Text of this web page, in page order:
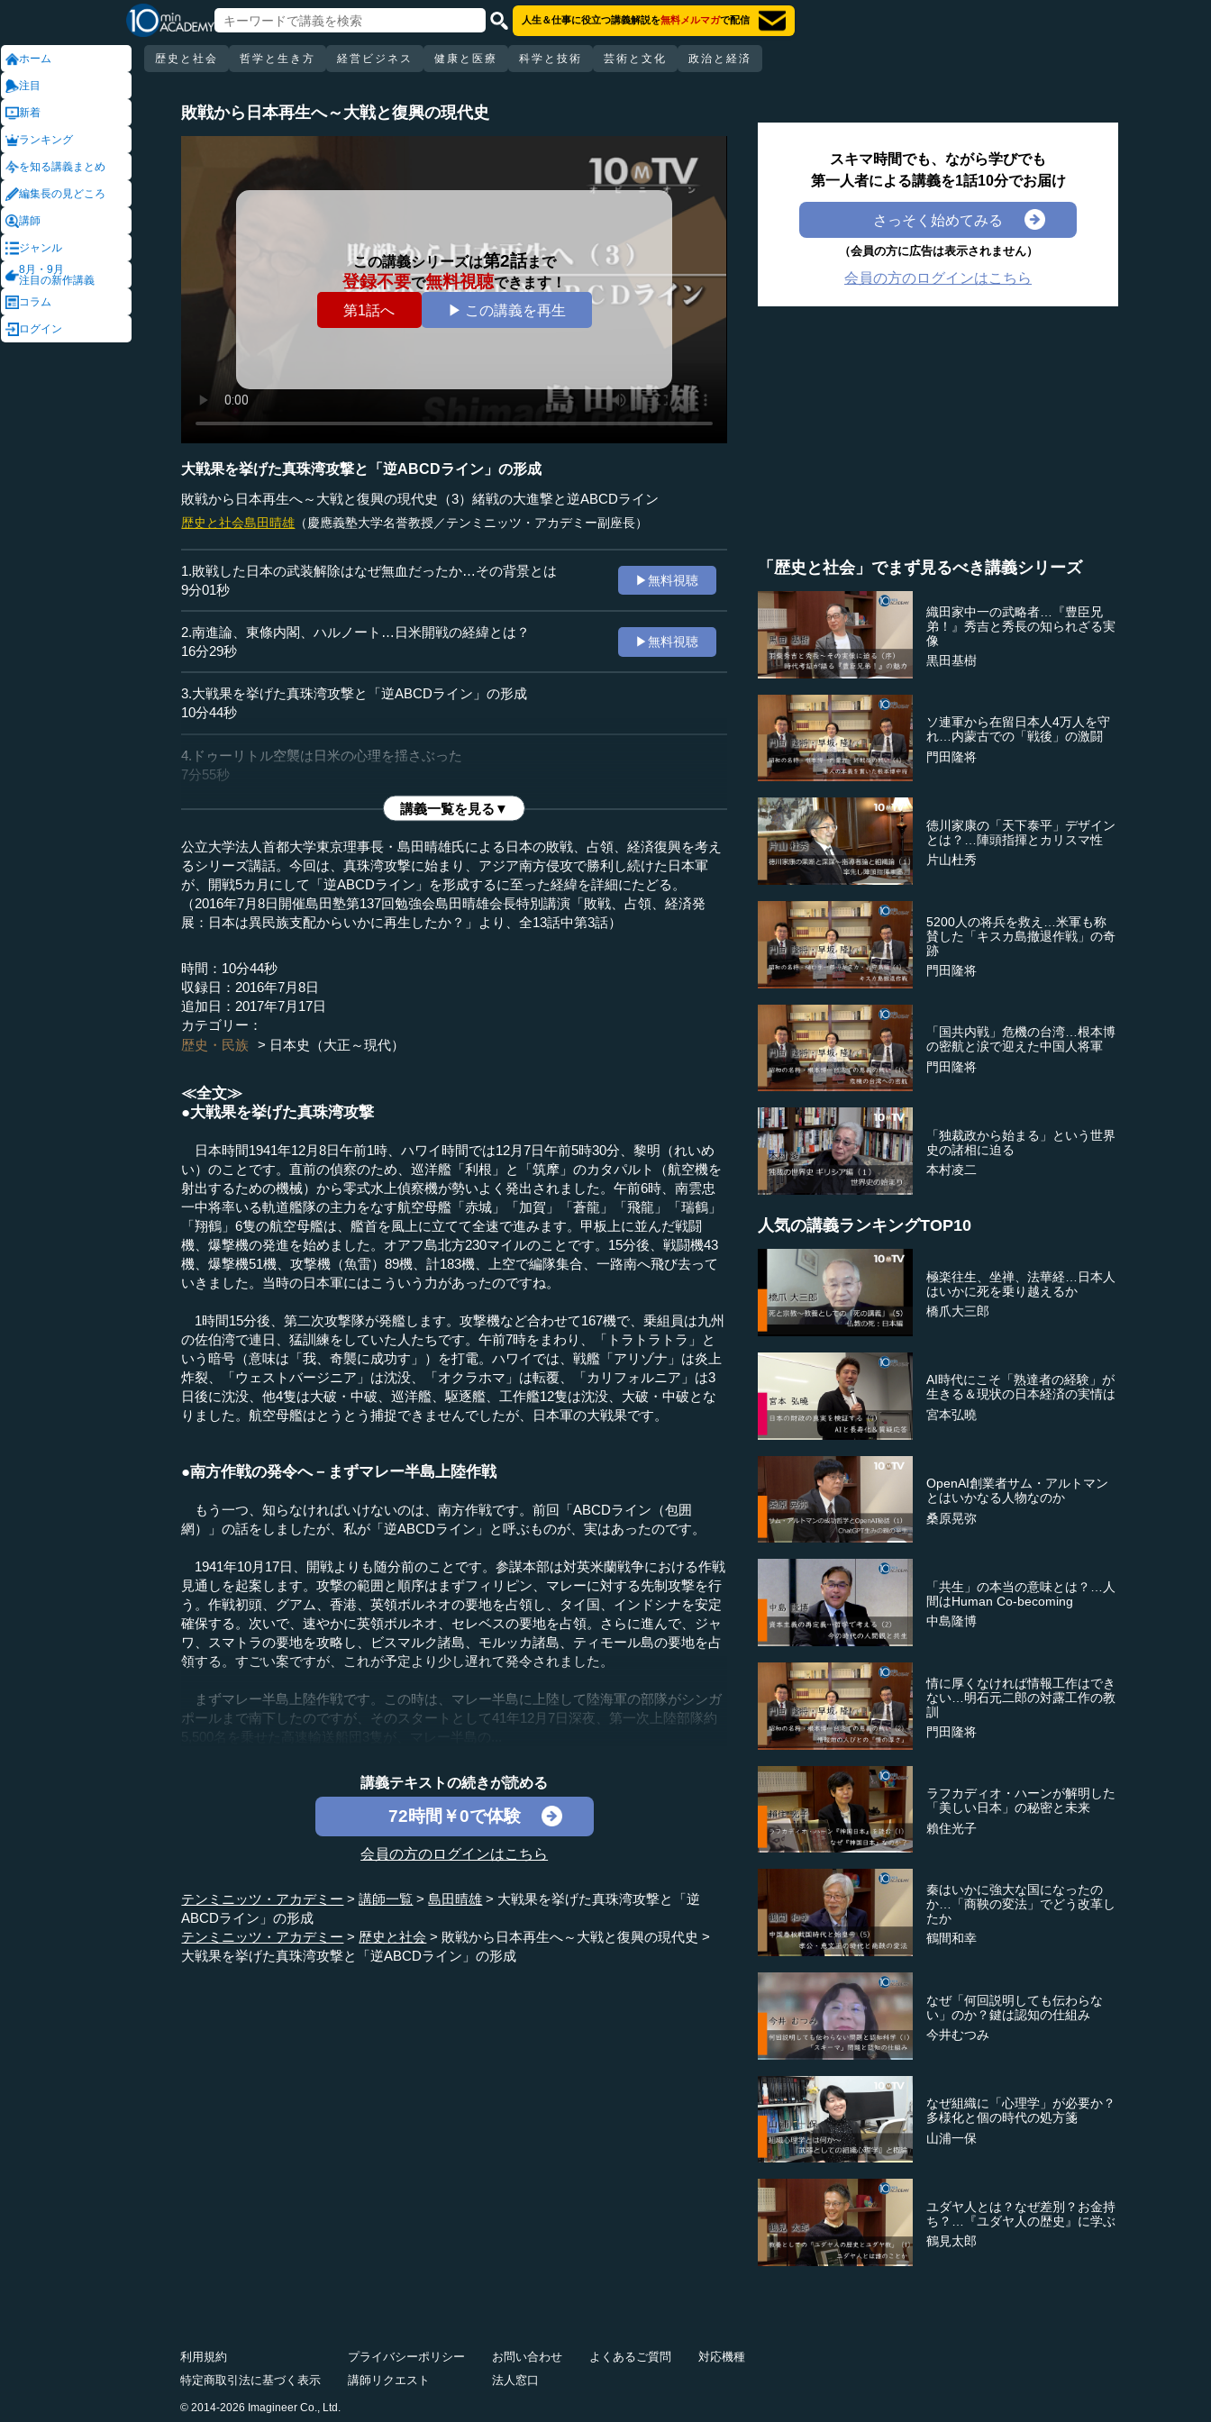
ホーム
注目
新着
ランキング
を知る講義まとめ
編集長の見どころ
講師
ジャンル
8月・9月
注目の新作講義
コラム
ログイン
人生＆仕事に役立つ講義解説を無料メルマガで配信
歴史と社会 哲学と生き方 経営ビジネス 健康と医療 科学と技術 芸術と文化 政治と経済
敗戦から日本再生へ～大戦と復興の現代史
この講義シリーズは第2話まで
登録不要で無料視聴できます！
第1話へ
▶ この講義を再生
大戦果を挙げた真珠湾攻撃と「逆ABCDライン」の形成
敗戦から日本再生へ～大戦と復興の現代史（3）緒戦の大進撃と逆ABCDライン
歴史と社会島田晴雄 （慶應義塾大学名誉教授／テンミニッツ・アカデミー副座長）
1.敗戦した日本の武装解除はなぜ無血だったか…その背景とは
9分01秒
▶無料視聴
2.南進論、東條内閣、ハルノート…日米開戦の経緯とは？
16分29秒
▶無料視聴
3.大戦果を挙げた真珠湾攻撃と「逆ABCDライン」の形成
10分44秒
4.ドゥーリトル空襲は日米の心理を揺さぶった
7分55秒
講義一覧を見る▼
公立大学法人首都大学東京理事長・島田晴雄氏による日本の敗戦、占領、経済復興を考え
るシリーズ講話。今回は、真珠湾攻撃に始まり、アジア南方侵攻で勝利し続けた日本軍
が、開戦5カ月にして「逆ABCDライン」を形成するに至った経緯を詳細にたどる。
（2016年7月8日開催島田塾第137回勉強会島田晴雄会長特別講演「敗戦、占領、経済発
展：日本は異民族支配からいかに再生したか？」より、全13話中第3話）
時間：10分44秒
収録日：2016年7月8日
追加日：2017年7月17日
カテゴリー：
歴史・民族
日本史（大正～現代）
≪全文≫
●大戦果を挙げた真珠湾攻撃
日本時間1941年12月8日午前1時、ハワイ時間では12月7日午前5時30分、黎明（れいめ
い）のことです。直前の偵察のため、巡洋艦「利根」と「筑摩」のカタパルト（航空機を
射出するための機械）から零式水上偵察機が勢いよく発出されました。午前6時、南雲忠
一中将率いる軌道艦隊の主力をなす航空母艦「赤城」「加賀」「蒼龍」「飛龍」「瑞鶴」
「翔鶴」6隻の航空母艦は、艦首を風上に立てて全速で進みます。甲板上に並んだ戦闘
機、爆撃機の発進を始めました。オアフ島北方230マイルのことです。15分後、戦闘機43
機、爆撃機51機、攻撃機（魚雷）89機、計183機、上空で編隊集合、一路南へ飛び去って
いきました。当時の日本軍にはこういう力があったのですね。
1時間15分後、第二次攻撃隊が発艦します。攻撃機など合わせて167機で、乗組員は九州
の佐伯湾で連日、猛訓練をしていた人たちです。午前7時をまわり、「トラトラトラ」と
いう暗号（意味は「我、奇襲に成功す」）を打電。ハワイでは、戦艦「アリゾナ」は炎上
炸裂、「ウェストバージニア」は沈没、「オクラホマ」は転覆、「カリフォルニア」は3
日後に沈没、他4隻は大破・中破、巡洋艦、駆逐艦、工作艦12隻は沈没、大破・中破とな
りました。航空母艦はとうとう捕捉できませんでしたが、日本軍の大戦果です。
●南方作戦の発令へ－まずマレー半島上陸作戦
もう一つ、知らなければいけないのは、南方作戦です。前回「ABCDライン（包囲
網）」の話をしましたが、私が「逆ABCDライン」と呼ぶものが、実はあったのです。
1941年10月17日、開戦よりも随分前のことです。参謀本部は対英米蘭戦争における作戦
見通しを起案します。攻撃の範囲と順序はまずフィリピン、マレーに対する先制攻撃を行
う。作戦初頭、グアム、香港、英領ボルネオの要地を占領し、タイ国、インドシナを安定
確保する。次いで、速やかに英領ボルネオ、セレベスの要地を占領。さらに進んで、ジャ
ワ、スマトラの要地を攻略し、ビスマルク諸島、モルッカ諸島、ティモール島の要地を占
領する。すごい案ですが、これが予定より少し遅れて発令されました。
まずマレー半島上陸作戦です。この時は、マレー半島に上陸して陸海軍の部隊がシンガ
ポールまで南下したのですが、そのスタートとして41年12月7日深夜、第一次上陸部隊約
5,500名を乗せた高速輸送船団3隻が、マレー半島の...
講義テキストの続きが読める
72時間￥0で体験
会員の方のログインはこちら
テンミニッツ・アカデミー 講師一覧 島田晴雄
大戦果を挙げた真珠湾攻撃と「逆
ABCDライン」の形成
テンミニッツ・アカデミー
歴史と社会
敗戦から日本再生へ～大戦と復興の現代史
大戦果を挙げた真珠湾攻撃と「逆ABCDライン」の形成
スキマ時間でも、ながら学びでも
第一人者による講義を1話10分でお届け
さっそく始めてみる
（会員の方に広告は表示されません）
会員の方のログインはこちら
「歴史と社会」でまず見るべき講義シリーズ
織田家中一の武略者…『豊臣兄
弟！』秀吉と秀長の知られざる実
像
黒田基樹
ソ連軍から在留日本人4万人を守
れ…内蒙古での「戦後」の激闘
門田隆将
徳川家康の「天下泰平」デザイン
とは？…陣頭指揮とカリスマ性
片山杜秀
5200人の将兵を救え…米軍も称
賛した「キスカ島撤退作戦」の奇
跡
門田隆将
「国共内戦」危機の台湾…根本博
の密航と涙で迎えた中国人将軍
門田隆将
「独裁政から始まる」という世界
史の諸相に迫る
本村凌二
人気の講義ランキングTOP10
極楽往生、坐禅、法華経…日本人
はいかに死を乗り越えるか
橋爪大三郎
AI時代にこそ「熟達者の経験」が
生きる＆現状の日本経済の実情は
宮本弘曉
OpenAI創業者サム・アルトマン
とはいかなる人物なのか
桑原晃弥
「共生」の本当の意味とは？…人
間はHuman Co-becoming
中島隆博
情に厚くなければ情報工作はでき
ない…明石元二郎の対露工作の教
訓
門田隆将
ラフカディオ・ハーンが解明した
「美しい日本」の秘密と未来
賴住光子
秦はいかに強大な国になったの
か…「商鞅の変法」でどう改革し
たか
鶴間和幸
なぜ「何回説明しても伝わらな
い」のか？鍵は認知の仕組み
今井むつみ
なぜ組織に「心理学」が必要か？
多様化と個の時代の処方箋
山浦一保
ユダヤ人とは？なぜ差別？お金持
ち？…『ユダヤ人の歴史』に学ぶ
鶴見太郎
利用規約 プライバシーポリシー お問い合わせ よくあるご質問
対応機種
特定商取引法に基づく表示
講師リクエスト 法人窓口
© 2014-2026 Imagineer Co., Ltd.